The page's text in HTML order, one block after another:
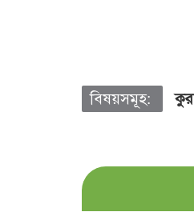
বিষয়সমূহ: